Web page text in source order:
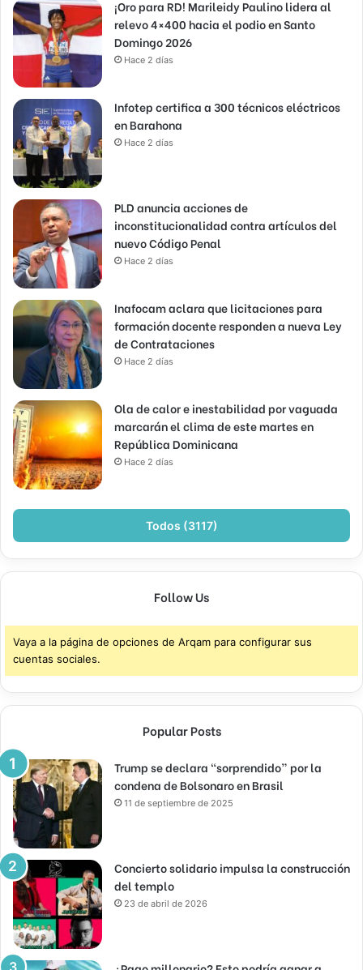
¡Oro para RD! Marileidy Paulino lidera al
relevo 4×400 hacia el podio en Santo
Domingo 2026
Hace 2 días
Infotep certifica a 300 técnicos eléctricos
en Barahona
Hace 2 días
PLD anuncia acciones de
inconstitucionalidad contra artículos del
nuevo Código Penal
Hace 2 días
Inafocam aclara que licitaciones para
formación docente responden a nueva Ley
de Contrataciones
Hace 2 días
Ola de calor e inestabilidad por vaguada
marcarán el clima de este martes en
República Dominicana
Hace 2 días
Todos (3117)
Follow Us
Vaya a la página de opciones de Arqam para configurar sus
cuentas sociales.
Popular Posts
Trump se declara “sorprendido” por la
condena de Bolsonaro en Brasil
11 de septiembre de 2025
Concierto solidario impulsa la construcción
del templo
23 de abril de 2026